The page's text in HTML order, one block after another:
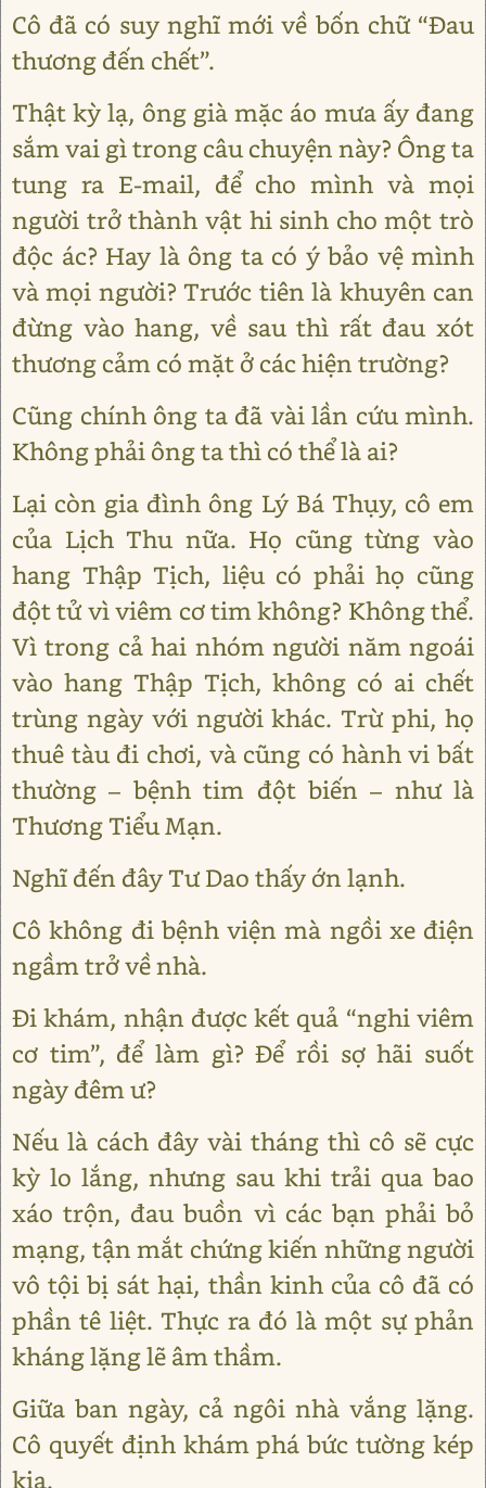
Cô đã có suy nghĩ mới về bốn chữ “Đau
thương đến chết”.
Thật kỳ lạ, ông già mặc áo mưa ấy đang
sắm vai gì trong câu chuyện này? Ông ta
tung ra E-mail, để cho mình và mọi
người trở thành vật hi sinh cho một trò
độc ác? Hay là ông ta có ý bảo vệ mình
và mọi người? Trước tiên là khuyên can
đừng vào hang, về sau thì rất đau xót
thương cảm có mặt ở các hiện trường?
Cũng chính ông ta đã vài lần cứu mình.
Không phải ông ta thì có thể là ai?
Lại còn gia đình ông Lý Bá Thụy, cô em
của Lịch Thu nữa. Họ cũng từng vào
hang Thập Tịch, liệu có phải họ cũng
đột tử vì viêm cơ tim không? Không thể.
Vì trong cả hai nhóm người năm ngoái
vào hang Thập Tịch, không có ai chết
trùng ngày với người khác. Trừ phi, họ
thuê tàu đi chơi, và cũng có hành vi bất
thường – bệnh tim đột biến – như là
Thương Tiểu Mạn.
Nghĩ đến đây Tư Dao thấy ớn lạnh.
Cô không đi bệnh viện mà ngồi xe điện
ngầm trở về nhà.
Đi khám, nhận được kết quả “nghi viêm
cơ tim”, để làm gì? Để rồi sợ hãi suốt
ngày đêm ư?
Nếu là cách đây vài tháng thì cô sẽ cực
kỳ lo lắng, nhưng sau khi trải qua bao
xáo trộn, đau buồn vì các bạn phải bỏ
mạng, tận mắt chứng kiến những người
vô tội bị sát hại, thần kinh của cô đã có
phần tê liệt. Thực ra đó là một sự phản
kháng lặng lẽ âm thầm.
Giữa ban ngày, cả ngôi nhà vắng lặng.
Cô quyết định khám phá bức tường kép
kia.